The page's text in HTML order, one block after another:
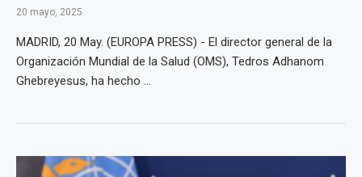
20 mayo, 2025
MADRID, 20 May. (EUROPA PRESS) - El director general de la
Organización Mundial de la Salud (OMS), Tedros Adhanom
Ghebreyesus, ha hecho ...